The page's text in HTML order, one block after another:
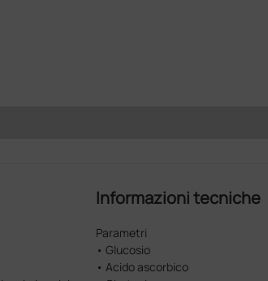
Informazioni tecniche
Parametri
• Glucosio
• Acido ascorbico